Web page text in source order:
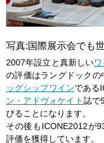
写真:国際展示会でも
2007年設立と真新しい
の評価はラングドック
ッグシップワインである
ン・アドヴォケイト誌で
びることになります。
その後もICONE2012が
評価を獲得しています。